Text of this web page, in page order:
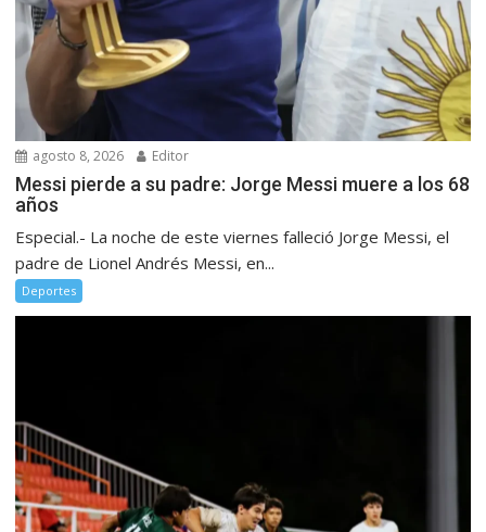
agosto 8, 2026 Editor
Messi pierde a su padre: Jorge Messi muere a los 68
años
Especial.- La noche de este viernes falleció Jorge Messi, el
padre de Lionel Andrés Messi, en...
Deportes